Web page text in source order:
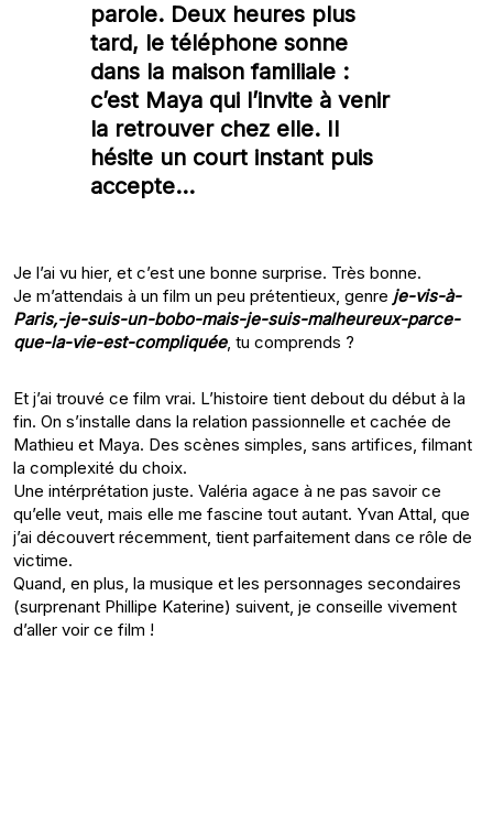
parole. Deux heures plus
tard, le téléphone sonne
dans la maison familiale :
c’est Maya qui l’invite à venir
la retrouver chez elle. Il
hésite un court instant puis
accepte…
Je l’ai vu hier, et c’est une bonne surprise. Très bonne.
Je m’attendais à un film un peu prétentieux, genre je-vis-à-
Paris,-je-suis-un-bobo-mais-je-suis-malheureux-parce-
que-la-vie-est-compliquée, tu comprends ?
Et j’ai trouvé ce film vrai. L’histoire tient debout du début à la
fin. On s’installe dans la relation passionnelle et cachée de
Mathieu et Maya. Des scènes simples, sans artifices, filmant
la complexité du choix.
Une intérprétation juste. Valéria agace à ne pas savoir ce
qu’elle veut, mais elle me fascine tout autant. Yvan Attal, que
j’ai découvert récemment, tient parfaitement dans ce rôle de
victime.
Quand, en plus, la musique et les personnages secondaires
(surprenant Phillipe Katerine) suivent, je conseille vivement
d’aller voir ce film !